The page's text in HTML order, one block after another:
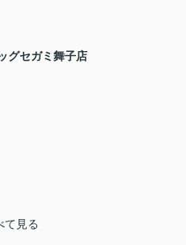
グセガミ舞子店
て見る